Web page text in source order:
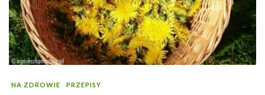
NA ZDROWIE PRZEPISY